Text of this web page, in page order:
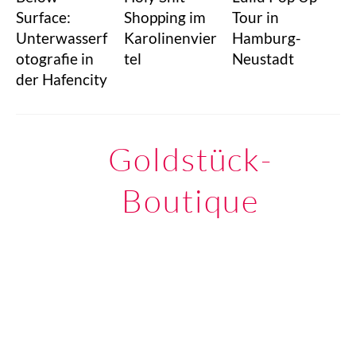
Surface:
Unterwasserf
otografie in
der Hafencity
Shopping im
Karolinenvier
tel
Tour in
Hamburg-
Neustadt
Goldstück-
Boutique